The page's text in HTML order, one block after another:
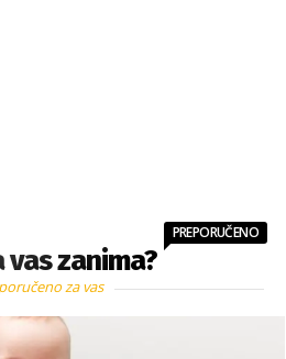
vas zanima?
PREPORUČENO
za vas